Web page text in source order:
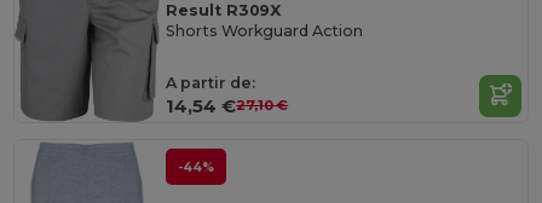
Result R309X
Shorts Workguard Action
A partir de:
14,54 €27,10 €
-44%